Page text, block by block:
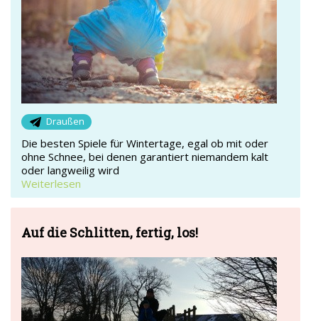
Draußen
Die besten Spiele für Wintertage, egal ob mit oder
ohne Schnee, bei denen garantiert niemandem kalt
oder langweilig wird
Weiterlesen
Auf die Schlitten, fertig, los!